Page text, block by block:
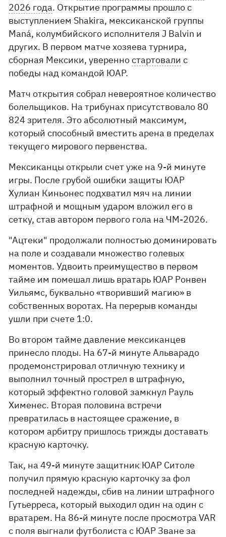
2026 года. Открытие программы прошло с
выступлением Shakira, мексиканской группы
Maná, колумбийского исполнителя J Balvin и
других. В первом матче хозяева турнира,
сборная Мексики, уверенностартовали с
победы над командой ЮАР.
Матч открытия собрал невероятное количество
болельщиков. На трибунах присутствовало 80
824 зрителя. Это абсолютный максимум,
который способный вместить арена в пределах
текущего мирового первенства.
Мексиканцы открыли счет уже на 9-й минуте
игры. После грубой ошибки защиты ЮАР
Хулиан Киньонес подхватил мяч на линии
штрафной и мощным ударом вложил его в
сетку, став автором первого гола на ЧМ-2026.
"Ацтеки" продолжали полностью доминировать
на поле и создавали множество голевых
моментов. Удвоить преимущество в первом
тайме им помешал лишь вратарь ЮАР Ронвен
Уильямс, буквально «творивший магию» в
собственных воротах. На перерыв команды
ушли при счете 1:0.
Во втором тайме давление мексиканцев
принесло плоды. На 67-й минуте Альварадо
продемонстрировал отличную технику и
выполнил точный прострел в штрафную,
который эффектно головой замкнул Рауль
Хименес. Вторая половина встречи
превратилась в настоящее сражение, в
котором арбитру пришлось трижды доставать
красную карточку.
Так, на 49-й минуте защитник ЮАР Ситоле
получил прямую красную карточку за фол
последней надежды, сбив на линии штрафного
Гутьерреса, который выходил один на один с
вратарем. На 86-й минуте после просмотра VAR
с поля выгнали футболиста с ЮАР Зване за